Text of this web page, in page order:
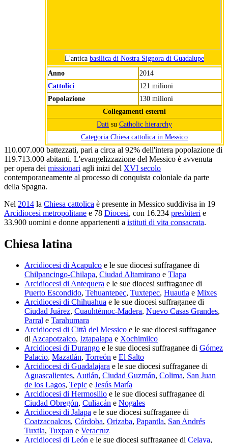
L'antica basilica di Nostra Signora di Guadalupe
Anno
2014
Cattolici
121 milioni
Popolazione
130 milioni
Collegamenti esterni
Dati su Catholic hierarchy
Categoria:Chiesa cattolica in Messico
110.007.000 battezzati, pari a circa al 92% dell'intera popolazione di
119.713.000 abitanti. L'evangelizzazione del Messico è avvenuta
per opera dei missionari agli inizi del XVI secolo
contemporaneamente al processo di conquista coloniale da parte
della Spagna.
Nel 2014 la Chiesa cattolica è presente in Messico suddivisa in 19
Arcidiocesi metropolitane e 78 Diocesi, con 16.234 presbiteri e
33.900 uomini e donne appartenenti a istituti di vita consacrata.
Chiesa latina
Arcidiocesi di Acapulco e le sue diocesi suffraganee di
Chilpancingo-Chilapa, Ciudad Altamirano e Tlapa
Arcidiocesi di Antequera e le sue diocesi suffraganee di
Puerto Escondido, Tehuantepec, Tuxtepec, Huautla e Mixes
Arcidiocesi di Chihuahua e le sue diocesi suffraganee di
Ciudad Juárez, Cuauhtémoc-Madera, Nuevo Casas Grandes,
Parral e Tarahumara
Arcidiocesi di Città del Messico e le sue diocesi suffraganee
diAzcapotzalco, Iztapalapa e Xochimilco
Arcidiocesi di Durango e le sue diocesi suffraganee di Gómez
Palacio, Mazatlán, Torreón e El Salto
Arcidiocesi di Guadalajara e le sue diocesi suffraganee di
Aguascalientes, Autlán, Ciudad Guzmán, Colima, San Juan
de los Lagos, Tepic e Jesús María
Arcidiocesi di Hermosillo e le sue diocesi suffraganee di
Ciudad Obregón, Culiacán e Nogales
Arcidiocesi di Jalapa e le sue diocesi suffraganee di
Coatzacoalcos, Córdoba, Orizaba, Papantla, San Andrés
Tuxtla, Tuxpan e Veracruz
Arcidiocesi di León e le sue diocesi suffraganee di Celaya,